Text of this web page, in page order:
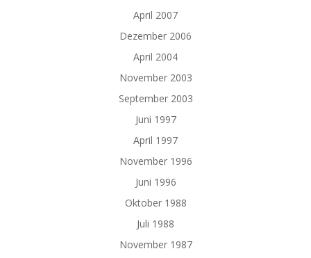
April 2007
Dezember 2006
April 2004
November 2003
September 2003
Juni 1997
April 1997
November 1996
Juni 1996
Oktober 1988
Juli 1988
November 1987